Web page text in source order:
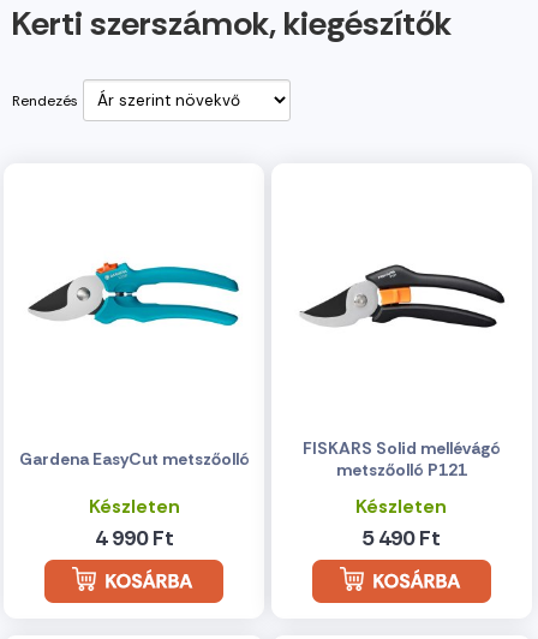
Kerti szerszámok, kiegészítők
Rendezés
Gardena EasyCut metszőolló
Készleten
4 990 Ft
FISKARS Solid mellévágó
metszőolló P121
Készleten
5 490 Ft